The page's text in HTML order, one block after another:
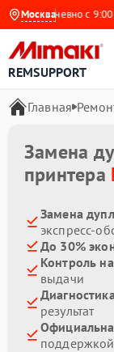
Москва
Ежедневно с 9:00
REMSUPPORT
Главная
Замена
принтера
Замена
экспресс-
До 30%
Контроль
выдачи
результат